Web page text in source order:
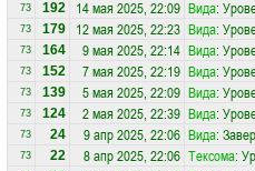
73 192 14 мая 2025, 22:09 Вида:
73 179 12 мая 2025, 22:23 Вида:
73 164 9 мая 2025, 22:14 Вида:
73 152 7 мая 2025, 22:19 Вида:
73 139 5 мая 2025, 22:09 Вида:
73 124 2 мая 2025, 22:39 Вида:
73 24 9 апр 2025, 22:06 Вида:
73 22 8 апр 2025, 22:06 Тексома: